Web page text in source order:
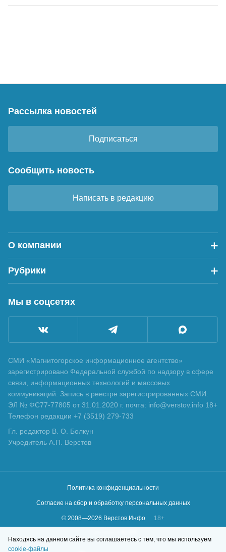
Рассылка новостей
Подписаться
Сообщить новость
Написать в редакцию
О компании
Рубрики
Мы в соцсетях
СМИ «Магнитогорское информационное агентство»
зарегистрировано Федеральной службой по надзору в сфере
связи, информационных технологий и массовых
коммуникаций. Запись в реестре зарегистрированных СМИ:
ЭЛ № ФС77-77805 от 31.01.2020 г. почта: info@verstov.info 18+
Телефон редакции +7 (3519) 279-733
Гл. редактор В. О. Болкун
Учредитель А.П. Верстов
Политика конфиденциальности
Согласие на сбор и обработку персональных данных
© 2008—2026 Верстов.Инфо
18+
Находясь на данном сайте вы соглашаетесь с тем, что мы используем
cookie-файлы